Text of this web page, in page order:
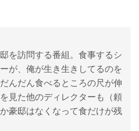
を訪問する番組。食事するシ
が、俺が生き生きしてるのを
んだん食べるところの尺が伸
見た他のディレクターも（頼
豪邸はなくなって食だけが残